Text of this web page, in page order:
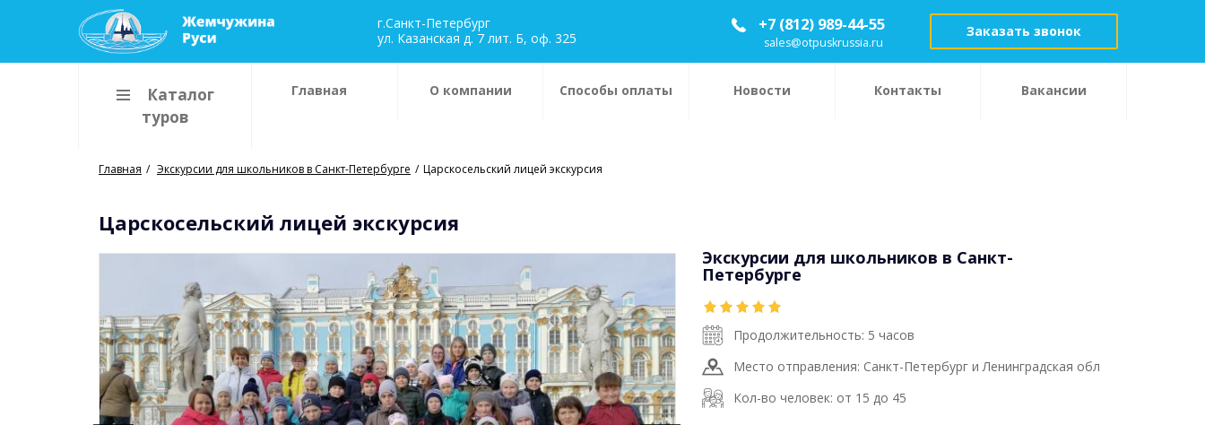
г.Cанкт-Петербург
ул. Казанская д. 7 лит. Б, оф. 325
+7 (812) 989-44-55
sales@otpuskrussia.ru
Заказать звонок
Каталог
туров
Главная О компании Способы оплаты Новости Контакты Вакансии
Главная Экскурсии для школьников в Санкт-Петербурге Царскосельский лицей экскурсия
Царскосельский лицей экскурсия
Экскурсии для школьников в Санкт-
Петербурге
Продолжительность: 5 часов
Место отправления: Санкт-Петербург и Ленинградская обл
Кол-во человек: от 15 до 45